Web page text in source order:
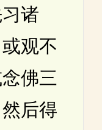
诸
观不
佛三
后得